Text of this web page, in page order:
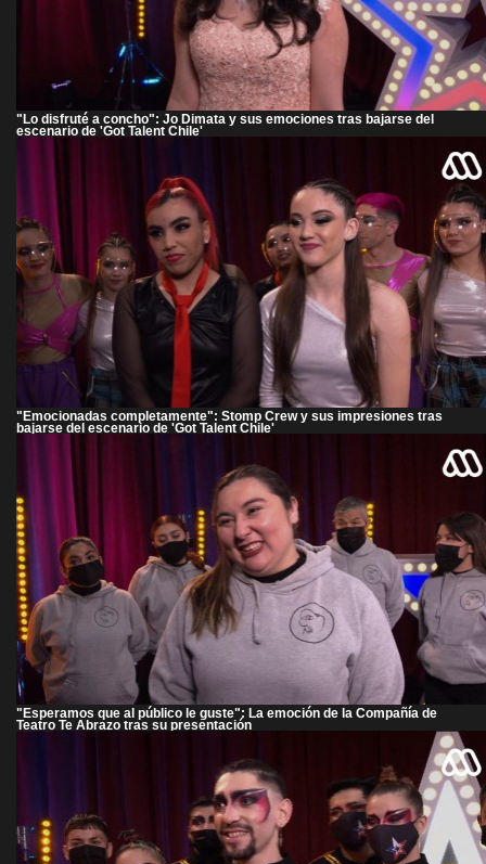
"Lo disfruté a concho": Jo Dimata y sus emociones tras bajarse del
escenario de 'Got Talent Chile'
"Emocionadas completamente": Stomp Crew y sus impresiones tras
bajarse del escenario de 'Got Talent Chile'
"Esperamos que al público le guste": La emoción de la Compañía de
Teatro Te Abrazo tras su presentación